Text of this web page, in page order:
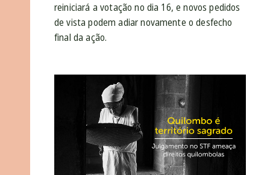
reiniciará a votação no dia 16, e novos pedidos
de vista podem adiar novamente o desfecho
final da ação.